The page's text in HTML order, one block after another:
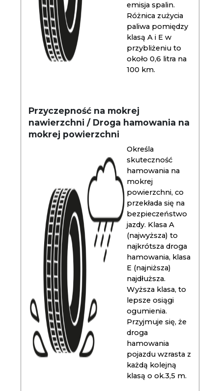
emisja spalin.
Różnica zużycia
paliwa pomiędzy
klasą A i E w
przybliżeniu to
około 0,6 litra na
100 km.
Przyczepność na mokrej
nawierzchni / Droga hamowania na
mokrej powierzchni
Określa
skuteczność
hamowania na
mokrej
powierzchni, co
przekłada się na
bezpieczeństwo
jazdy. Klasa A
(najwyższa) to
najkrótsza droga
hamowania, klasa
E (najniższa)
najdłuższa.
Wyższa klasa, to
lepsze osiągi
ogumienia.
Przyjmuje się, że
droga
hamowania
pojazdu wzrasta z
każdą kolejną
klasą o ok.3,5 m.